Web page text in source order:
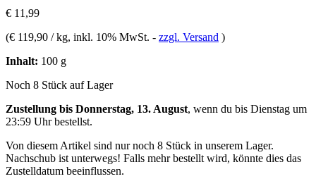
€ 11,99
(€ 119,90 / kg, inkl. 10% MwSt. - zzgl. Versand )
Inhalt: 100 g
Noch 8 Stück auf Lager
Zustellung bis Donnerstag, 13. August, wenn du bis Dienstag um
23:59 Uhrbestellst.
Von diesem Artikel sind nur noch 8 Stück in unserem Lager.
Nachschub ist unterwegs! Falls mehr bestellt wird, könnte dies das
Zustelldatum beeinflussen.